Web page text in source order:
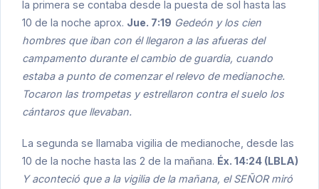
la primera se contaba desde la puesta de sol hasta las
10 de la noche aprox. Jue. 7:19 Gedeón y los cien
hombres que iban con él llegaron a las afueras del
campamento durante el cambio de guardia, cuando
estaba a punto de comenzar el relevo de medianoche.
Tocaron las trompetas y estrellaron contra el suelo los
cántaros que llevaban.
La segunda se llamaba vigilia de medianoche, desde las
10 de la noche hasta las 2 de la mañana. Éx. 14:24 (LBLA)
Y aconteció que a la vigilia de la mañana, el SEÑOR miró